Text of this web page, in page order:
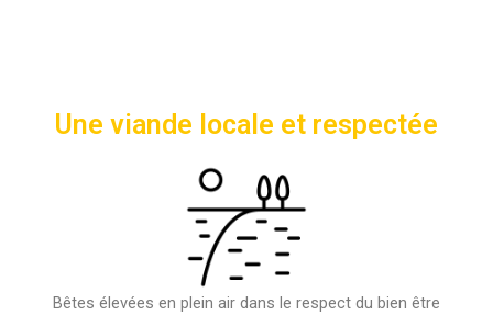
Une viande locale et respectée
Bêtes élevées en plein air dans le respect du bien être